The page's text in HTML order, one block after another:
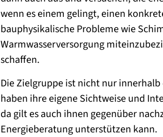
wenn es einem gelingt, einen
bauphysikalische Probleme wie
Warmwasserversorgung
schaffen.
Die Zielgruppe ist nicht nur
haben ihre eigene Sichtweise und
da gilt es auch ihnen gegenüber
Energieberatung unterstützen kann.